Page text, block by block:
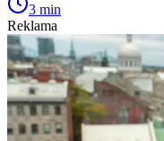
3 min
Reklama